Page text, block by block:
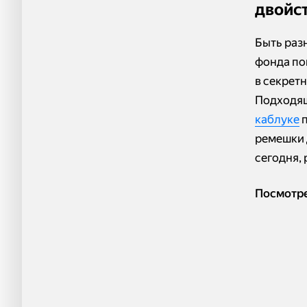
Быть
фонда
в
каблуке
ремешки
сегодня,